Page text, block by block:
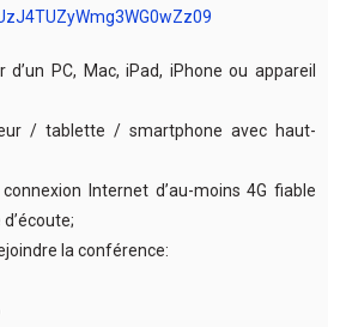
PC, Mac, iPad, iPhone ou appareil
/ tablette / smartphone avec haut-
Internet d’au-moins 4G fiable
la conférence: